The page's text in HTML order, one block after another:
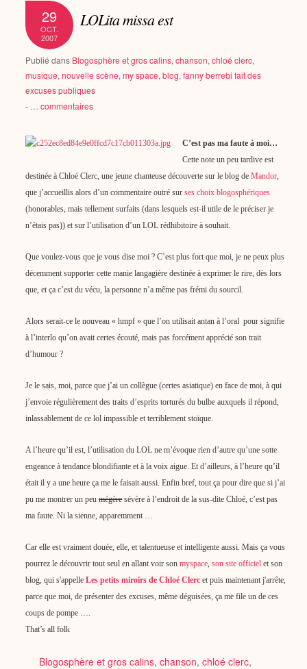
29
OCT.
2007
LOLita missa est
Publié dans Blogosphère et gros calins,chanson,chloé clerc,
musique,nouvelle scène,my space,blog,fanny berrebi fait des
excuses publiques
- … commentaires
C’est pas ma faute à moi…
Cette note un peu tardive est
destinée à Chloé Clerc, une jeune chanteuse découverte sur le blog deMandor,
que j’accueillis alors d’un commentaire outré surses choix blogosphériques
(honorables, mais tellement surfaits (dans lesquels est-il utile de le préciser je
n’étais pas)) et sur l’utilisation d’un LOL rédhibitoire à souhait.
Que voulez-vous que je vous dise moi ? C’est plus fort que moi, je ne peux plus
décemment supporter cette manie langagière destinée à exprimer le rire, dès lors
que, et ça c’est du vécu, la personne n’a même pas frémi du sourcil.
Alors serait-ce le nouveau « hmpf » que l’on utilisait antan à l’oral pour signifie
à l’interlo qu’on avait certes écouté, mais pas forcément apprécié son trait
d’humour ?
Je le sais, moi, parce que j’ai un collègue (certes asiatique) en face de moi, à qui
j’envoie régulièrement des traits d’esprits torturés du bulbe auxquels il répond,
inlassablement de ce lol impassible et terriblement stoïque.
A l’heure qu’il est, l’utilisation du LOL ne m’évoque rien d’autre qu’une sotte
engeance à tendance blondifiante et à la voix aigue. Et d’ailleurs, à l’heure qu’il
était il y a une heure ça me le faisait aussi. Enfin bref, tout ça pour dire que si j’ai
pu me montrer un peumégèresévère à l’endroit de la sus-dite Chloé, c’est pas
ma faute. Ni la sienne, apparemment …
Car elle est vraiment douée, elle, et talentueuse et intelligente aussi. Mais ça vous
pourrez le découvrir tout seul en allant voir sonmyspace,son site officiel et son
blog, qui s'appelleLes petits miroirs de Chloé Clerc et puis maintenant j'arrête,
parce que moi, de présenter des excuses, même déguisées, ça me file un de ces
coups de pompe ….
That’s all folk
Blogosphère et gros calins,chanson,chloé clerc,